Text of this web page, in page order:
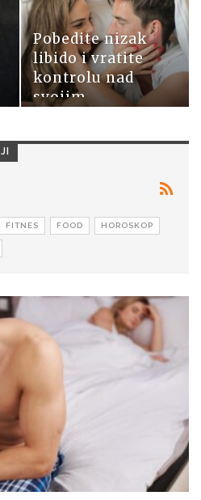
Pobedite nizak
libido i vratite
kontrolu nad
svojim
FITNES FOOD HOROSKOP